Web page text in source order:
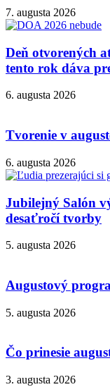
7. augusta 2026
Deň otvorených
tento rok dáva
6. augusta 2026
Tvorenie v
6. augusta 2026
Jubilejný Salón
desaťročí tvorby
5. augusta 2026
Augustový
5. augusta 2026
Čo prinesie
3. augusta 2026